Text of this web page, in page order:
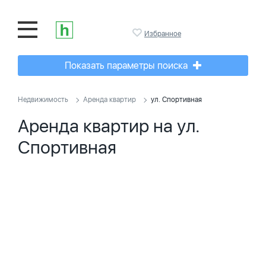
Избранное
Показать параметры поиска
Недвижимость Аренда квартир ул. Спортивная
Аренда квартир на ул.
Спортивная